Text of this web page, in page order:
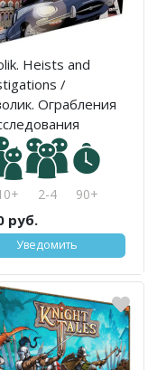
Heists and
/
Ограбления
2-4 90+
руб.
Уведомить